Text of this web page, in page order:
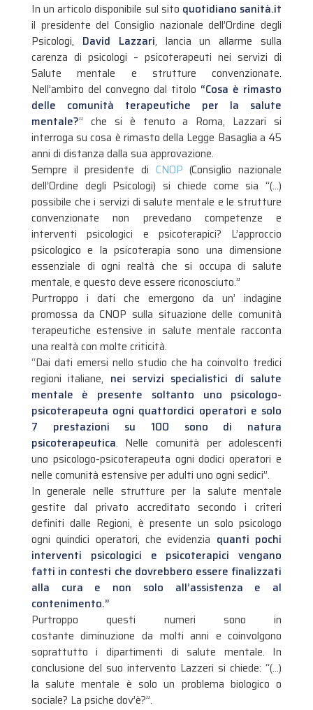
In un articolo disponibile sul sito quotidiano sanità.it
il presidente del Consiglio nazionale dell’Ordine degli
Psicologi, David Lazzari, lancia un allarme sulla
carenza di psicologi – psicoterapeuti nei servizi di
Salute mentale e strutture convenzionate.
Nell’ambito del convegno dal titolo “Cosa è rimasto
delle comunità terapeutiche per la salute
mentale?” che si è tenuto a Roma, Lazzari si
interroga su cosa è rimasto della Legge Basaglia a 45
anni di distanza dalla sua approvazione.
Sempre il presidente di CNOP (Consiglio nazionale
dell’Ordine degli Psicologi) si chiede come sia “(…)
possibile che i servizi di salute mentale e le strutture
convenzionate non prevedano competenze e
interventi psicologici e psicoterapici? L’approccio
psicologico e la psicoterapia sono una dimensione
essenziale di ogni realtà che si occupa di salute
mentale, e questo deve essere riconosciuto.”
Purtroppo i dati che emergono da un’ indagine
promossa da CNOP sulla situazione delle comunità
terapeutiche estensive in salute mentale racconta
una realtà con molte criticità.
“Dai dati emersi nello studio che ha coinvolto tredici
regioni italiane, nei servizi specialistici di salute
mentale è presente soltanto uno psicologo-
psicoterapeuta ogni quattordici operatori e solo
7 prestazioni su 100 sono di natura
psicoterapeutica. Nelle comunità per adolescenti
uno psicologo-psicoterapeuta ogni dodici operatori e
nelle comunità estensive per adulti uno ogni sedici”.
In generale nelle strutture per la salute mentale
gestite dal privato accreditato secondo i criteri
definiti dalle Regioni, è presente un solo psicologo
ogni quindici operatori, che evidenzia quanti pochi
interventi psicologici e psicoterapici vengano
fatti in contesti che dovrebbero essere finalizzati
alla cura e non solo all’assistenza e al
contenimento.”
Purtroppo questi numeri sono in
costante diminuzione da molti anni e coinvolgono
soprattutto i dipartimenti di salute mentale. In
conclusione del suo intervento Lazzeri si chiede: “(…)
la salute mentale è solo un problema biologico o
sociale? La psiche dov’è?”.